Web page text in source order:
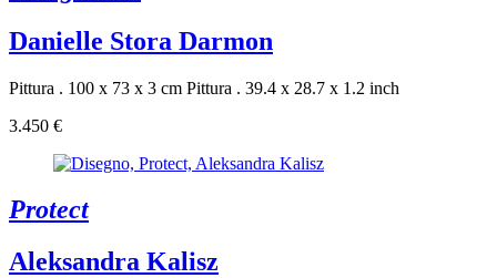
Danielle Stora Darmon
Pittura . 100 x 73 x 3 cm Pittura . 39.4 x 28.7 x 1.2 inch
3.450 €
Protect
Aleksandra Kalisz